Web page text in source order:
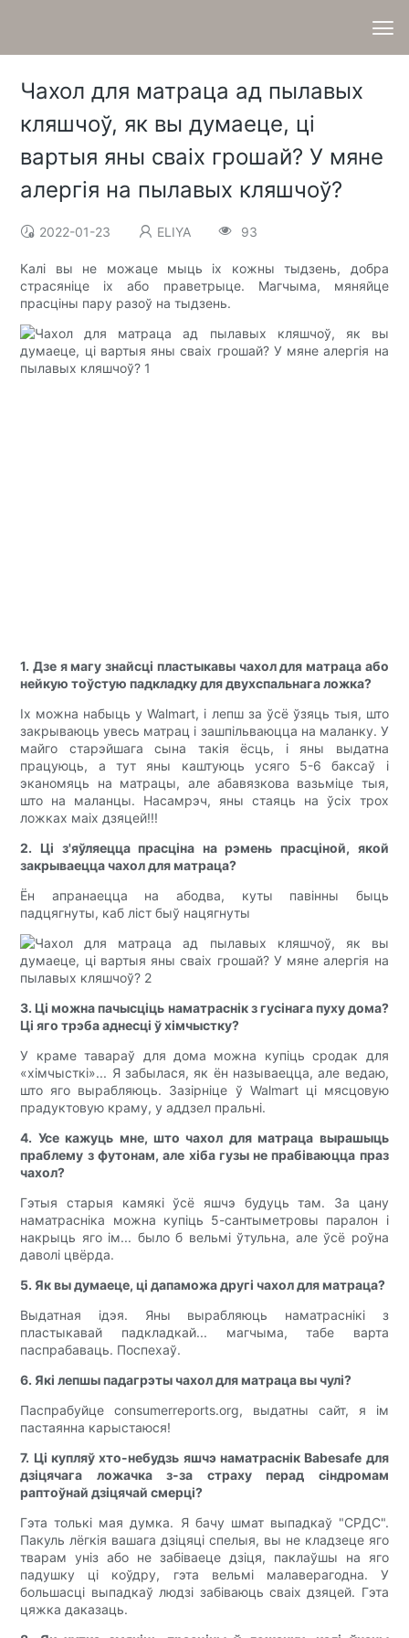
Чахол для матраца ад пылавых
кляшчоў, як вы думаеце, ці
вартыя яны сваіх грошай? У мяне
алергія на пылавых кляшчоў?
2022-01-23 ELIYA 93
Калі вы не можаце мыць іх кожны тыдзень, добра
страсяніце іх або праветрыце. Магчыма, мяняйце
прасціны пару разоў на тыдзень.
1. Дзе я магу знайсці пластыкавы чахол для матраца або
нейкую тоўстую падкладку для двухспальнага ложка?
Іх можна набыць у Walmart, і лепш за ўсё ўзяць тыя, што
закрываюць увесь матрац і зашпільваюцца на маланку. У
майго старэйшага сына такія ёсць, і яны выдатна
працуюць, а тут яны каштуюць усяго 5-6 баксаў і
эканомяць на матрацы, але абавязкова вазьміце тыя,
што на маланцы. Насамрэч, яны стаяць на ўсіх трох
ложках маіх дзяцей!!!
2. Ці з'яўляецца прасціна на рэмень прасціной, якой
закрываецца чахол для матраца?
Ён апранаецца на абодва, куты павінны быць
падцягнуты, каб ліст быў нацягнуты
3. Ці можна пачысціць наматраснік з гусінага пуху дома?
Ці яго трэба аднесці ў хімчыстку?
У краме тавараў для дома можна купіць сродак для
«хімчысткі»... Я забылася, як ён называецца, але ведаю,
што яго вырабляюць. Зазірніце ў Walmart ці мясцовую
прадуктовую краму, у аддзел пральні.
4. Усе кажуць мне, што чахол для матраца вырашыць
праблему з футонам, але хіба гузы не прабіваюцца праз
чахол?
Гэтыя старыя камякі ўсё яшчэ будуць там. За цану
наматрасніка можна купіць 5-сантыметровы паралон і
накрыць яго ім... было б вельмі ўтульна, але ўсё роўна
даволі цвёрда.
5. Як вы думаеце, ці дапаможа другі чахол для матраца?
Выдатная ідэя. Яны вырабляюць наматраснікі з
пластыкавай падкладкай... магчыма, табе варта
паспрабаваць. Поспехаў.
6. Які лепшы падагрэты чахол для матраца вы чулі?
Паспрабуйце consumerreports.org, выдатны сайт, я ім
пастаянна карыстаюся!
7. Ці купляў хто-небудзь яшчэ наматраснік Babesafe для
дзіцячага ложачка з-за страху перад сіндромам
раптоўнай дзіцячай смерці?
Гэта толькі мая думка. Я бачу шмат выпадкаў "СРДС".
Пакуль лёгкія вашага дзіцяці спелыя, вы не кладзеце яго
тварам уніз або не забіваеце дзіця, паклаўшы на яго
падушку ці коўдру, гэта вельмі малаверагодна. У
большасці выпадкаў людзі забіваюць сваіх дзяцей. Гэта
цяжка даказаць.